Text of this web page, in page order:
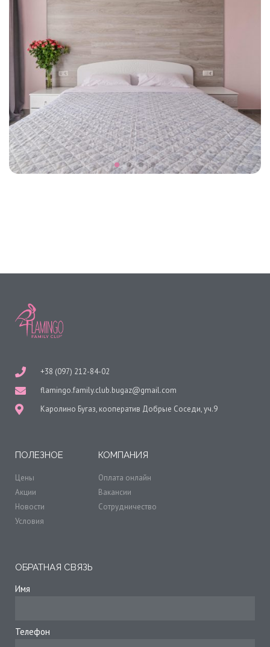
+38 (097) 212-84-02
flamingo.family.club.bugaz@gmail.com
Каролино Бугаз, кооператив Добрые Соседи, уч.9
ПОЛЕЗНОЕ
Цены
Акции
Новости
Условия
КОМПАНИЯ
Оплата онлайн
Вакансии
Сотрудничество
ОБРАТНАЯ СВЯЗЬ
Имя
Телефон